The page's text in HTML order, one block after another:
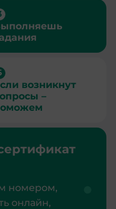
возникнут
–
номером,
онлайн,